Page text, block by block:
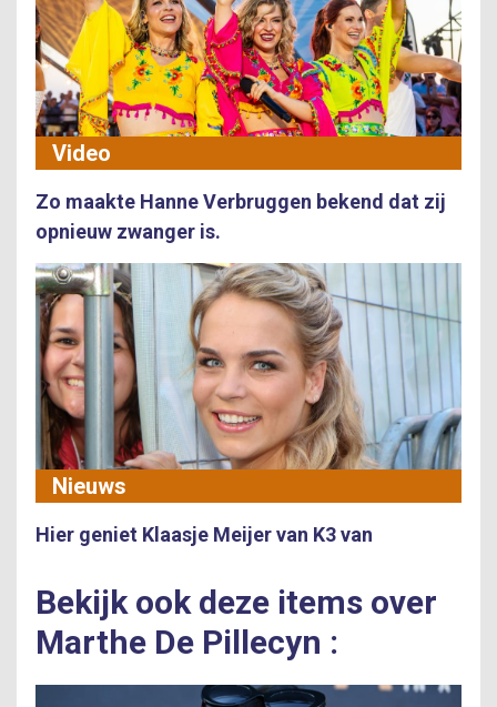
Video
Zo maakte Hanne Verbruggen bekend dat zij
opnieuw zwanger is.
Nieuws
Hier geniet Klaasje Meijer van K3 van
Bekijk ook deze items over
Marthe De Pillecyn :